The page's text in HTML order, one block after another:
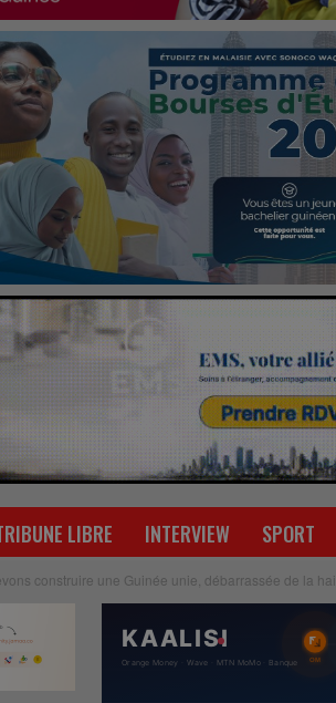
LIBRE INTERVIEW SPORT
construire une Guinée unie, débarrassée de la